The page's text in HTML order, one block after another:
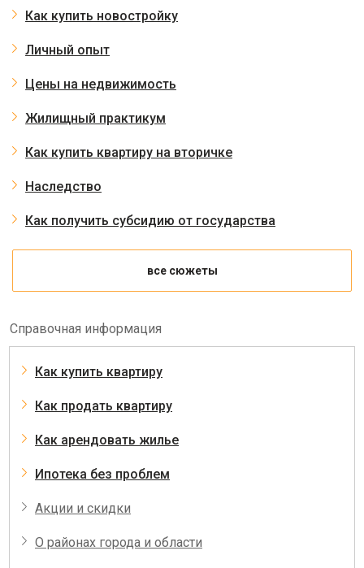
Как купить новостройку
Личный опыт
Цены на недвижимость
Жилищный практикум
Как купить квартиру на вторичке
Наследство
Как получить субсидию от государства
все сюжеты
Справочная информация
Как купить квартиру
Как продать квартиру
Как арендовать жилье
Ипотека без проблем
Акции и скидки
О районах города и области